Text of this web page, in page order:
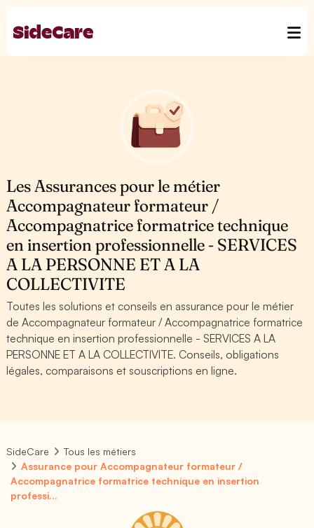
Les Assurances pour le métier
Accompagnateur formateur /
Accompagnatrice formatrice technique
en insertion professionnelle - SERVICES
A LA PERSONNE ET A LA
COLLECTIVITE
Toutes les solutions et conseils en assurance pour le métier
de Accompagnateur formateur / Accompagnatrice formatrice
technique en insertion professionnelle - SERVICES A LA
PERSONNE ET A LA COLLECTIVITE. Conseils, obligations
légales, comparaisons et souscriptions en ligne.
SideCare
Tous les métiers
Assurance pour Accompagnateur formateur /
Accompagnatrice formatrice technique en insertion
professi...